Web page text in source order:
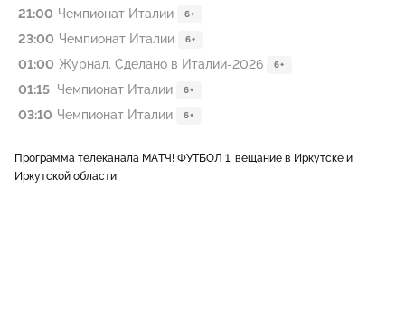
21:00 Чемпионат Италии 6+
23:00 Чемпионат Италии 6+
01:00 Журнал. Сделано в Италии-2026 6+
01:15 Чемпионат Италии 6+
03:10 Чемпионат Италии 6+
Программа телеканала МАТЧ! ФУТБОЛ 1, вещание в Иркутске и
Иркутской области